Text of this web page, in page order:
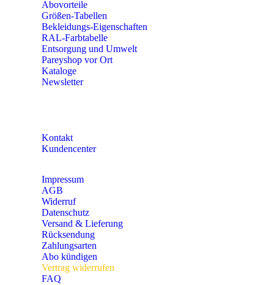
Abovorteile
Größen-Tabellen
Bekleidungs-Eigenschaften
RAL-Farbtabelle
Entsorgung und Umwelt
Pareyshop vor Ort
Kataloge
Newsletter
Kontakt
Kundencenter
Impressum
AGB
Widerruf
Datenschutz
Versand & Lieferung
Rücksendung
Zahlungsarten
Abo kündigen
Vertrag widerrufen
FAQ